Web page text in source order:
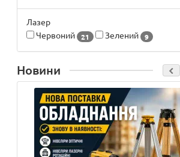
Лазер
Червоний 21 Зелений 9
Новини